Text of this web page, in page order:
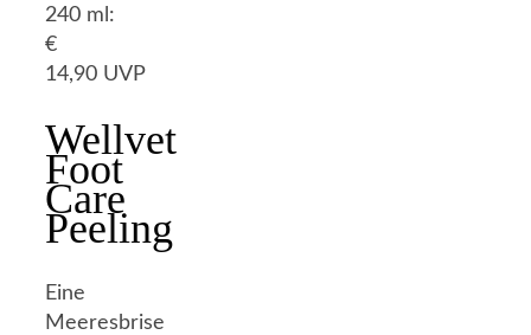
240 ml:
€
14,90 UVP
Wellvet
Foot
Care
Peeling
Eine
Meeresbrise